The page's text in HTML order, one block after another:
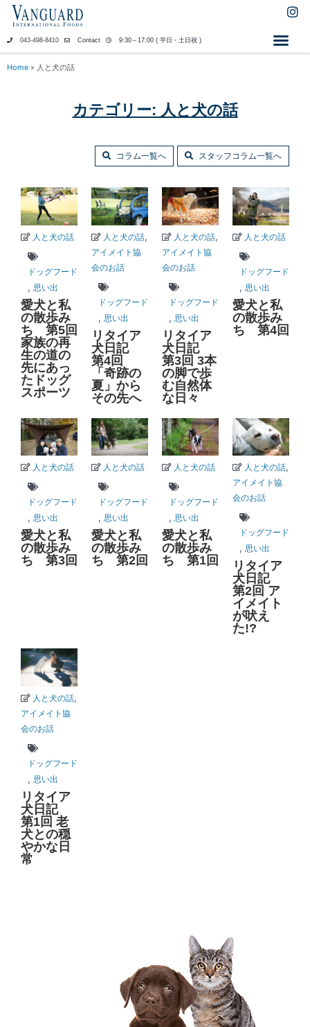
ス
キ
I
043-498-8410 Contact 9:30～17:00 ( 平日・土日祝 )
Home » 人と犬の話
カテゴリー: 人と犬の話
コラム一覧へ スタッフコラム一覧へ
人と犬の話
ドッグフード
, 思い出
愛犬と私
の散歩み
ち 第5回
家族の再
生の道の
先にあっ
たドッグ
スポーツ
人と犬の話,
アイメイト協
会のお話
ドッグフード
, 思い出
リタイア
犬日記
第4回
「奇跡の
夏」から
その先へ
人と犬の話,
アイメイト協
会のお話
ドッグフード
, 思い出
リタイア
犬日記
第3回 3本
の脚で歩
む自然体
な日々
人と犬の話
ドッグフード
, 思い出
愛犬と私
の散歩み
ち 第4回
人と犬の話
ドッグフード
, 思い出
愛犬と私
の散歩み
ち 第3回
人と犬の話
ドッグフード
, 思い出
愛犬と私
の散歩み
ち 第2回
人と犬の話
ドッグフード
, 思い出
愛犬と私
の散歩み
ち 第1回
人と犬の話,
アイメイト協
会のお話
ドッグフード
, 思い出
リタイア
犬日記
第2回 ア
イメイト
が吠え
た!?
人と犬の話,
アイメイト協
会のお話
ドッグフード
, 思い出
リタイア
犬日記
第1回 老
犬との穏
やかな日
常